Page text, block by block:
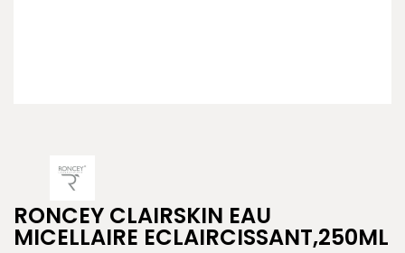
RONCEY CLAIRSKIN EAU
MICELLAIRE ECLAIRCISSANT,250ML